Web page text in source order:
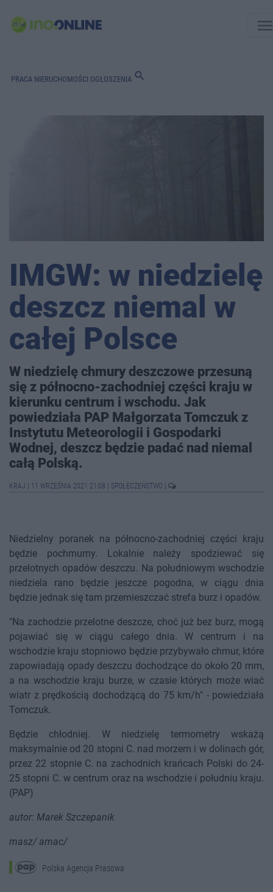
PRACA NIERUCHOMOŚCI OGŁOSZENIA search
IMGW: w niedzielę
deszcz niemal w
całej Polsce
W niedzielę chmury deszczowe przesuną
się z północno-zachodniej części kraju w
kierunku centrum i wschodu. Jak
powiedziała PAP Małgorzata Tomczuk z
Instytutu Meteorologii i Gospodarki
Wodnej, deszcz będzie padać nad niemal
całą Polską.
KRAJ 11 WRZEŚNIA 2021 21:08 SPOŁECZEŃSTWO
Niedzielny poranek na północno-zachodniej części kraju
będzie pochmurny. Lokalnie należy spodziewać się
przelotnych opadów deszczu. Na południowym wschodzie
niedziela rano będzie jeszcze pogodna, w ciągu dnia
będzie jednak się tam przemieszczać strefa burz i opadów.
"Na zachodzie przelotne deszcze, choć już bez burz, mogą
pojawiać się w ciągu całego dnia. W centrum i na
wschodzie kraju stopniowo będzie przybywało chmur, które
zapowiadają opady deszczu dochodzące do około 20 mm,
a na wschodzie kraju burze, w czasie których może wiać
wiatr z prędkością dochodzącą do 75 km/h" - powiedziała
Tomczuk.
Będzie chłodniej. W niedzielę termometry wskażą
maksymalnie od 20 stopni C. nad morzem i w dolinach gór,
przez 22 stopnie C. na zachodnich krańcach Polski do 24-
25 stopni C. w centrum oraz na wschodzie i południu kraju.
(PAP)
autor: Marek Szczepanik
masz/ amac/
Polska Agencja Prasowa